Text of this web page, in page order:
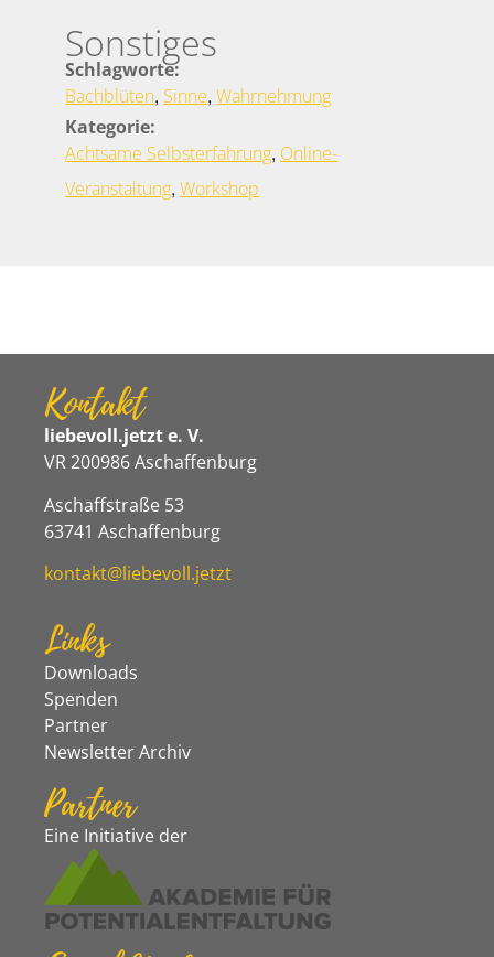
Sonstiges
Schlagworte:
Bachblüten, Sinne, Wahrnehmung
Kategorie:
Achtsame Selbsterfahrung, Online-
Veranstaltung,Workshop
Kontakt
liebevoll.jetzt e. V.
VR 200986 Aschaffenburg
Aschaffstraße 53
63741 Aschaffenburg
kontakt@liebevoll.jetzt
Links
Downloads
Spenden
Partner
Newsletter Archiv
Partner
Eine Initiative der